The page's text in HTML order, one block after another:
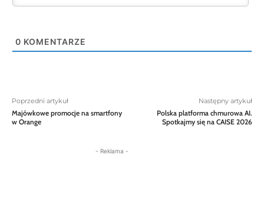
0 KOMENTARZE
Poprzedni artykuł
Majówkowe promocje na smartfony
w Orange
Następny artykuł
Polska platforma chmurowa AI.
Spotkajmy się na CAISE 2026
- Reklama -